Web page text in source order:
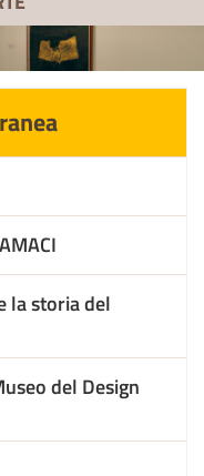
la storia del
del Design